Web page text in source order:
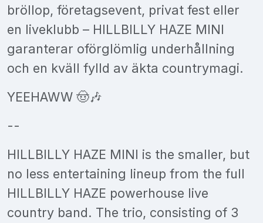
bröllop, företagsevent, privat fest eller
en liveklubb – HILLBILLY HAZE MINI
garanterar oförglömlig underhållning
och en kväll fylld av äkta countrymagi.
YEEHAWW 🤠🎶
--
HILLBILLY HAZE MINI is the smaller, but
no less entertaining lineup from the full
HILLBILLY HAZE powerhouse live
country band. The trio, consisting of 3